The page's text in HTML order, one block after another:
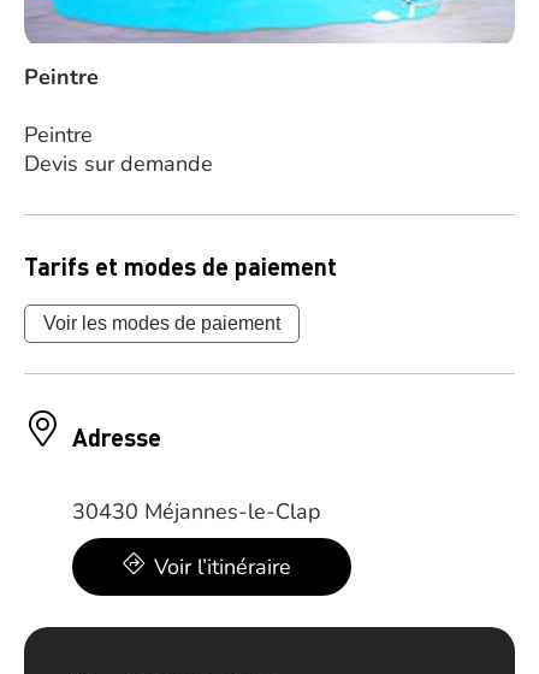
Peintre
Peintre
Devis sur demande
Tarifs et modes de paiement
Voir les modes de paiement
Adresse
30430 Méjannes-le-Clap
Voir l’itinéraire